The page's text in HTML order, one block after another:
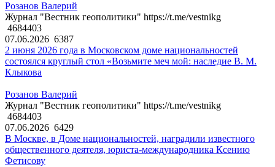
Розанов Валерий
Журнал "Вестник геополитики" https://t.me/vestnikg
4684403
07.06.2026 6387
2 июня 2026 года в Московском доме национальностей
состоялся круглый стол «Возьмите меч мой: наследие В. М.
Клыкова
Розанов Валерий
Журнал "Вестник геополитики" https://t.me/vestnikg
4684403
07.06.2026 6429
В Москве, в Доме национальностей, наградили известного
общественного деятеля, юриста-международника Ксению
Фетисову